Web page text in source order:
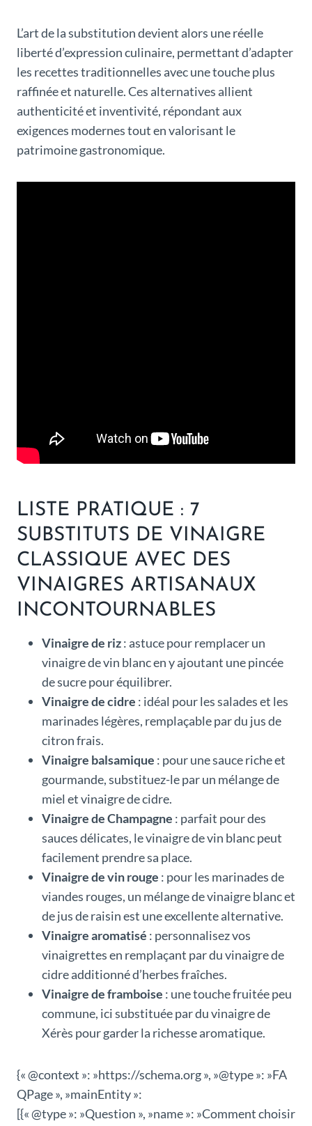
L’art de la substitution devient alors une réelle
liberté d’expression culinaire, permettant d’adapter
les recettes traditionnelles avec une touche plus
raffinée et naturelle. Ces alternatives allient
authenticité et inventivité, répondant aux
exigences modernes tout en valorisant le
patrimoine gastronomique.
LISTE PRATIQUE : 7
SUBSTITUTS DE VINAIGRE
CLASSIQUE AVEC DES
VINAIGRES ARTISANAUX
INCONTOURNABLES
Vinaigre de riz: astuce pour remplacer un
vinaigre de vin blanc en y ajoutant une pincée
de sucre pour équilibrer.
Vinaigre de cidre : idéal pour les salades et les
marinades légères, remplaçable par du jus de
citron frais.
Vinaigre balsamique : pour une sauce riche et
gourmande, substituez-le par un mélange de
miel et vinaigre de cidre.
Vinaigre de Champagne : parfait pour des
sauces délicates, le vinaigre de vin blanc peut
facilement prendre sa place.
Vinaigre de vin rouge : pour les marinades de
viandes rouges, un mélange de vinaigre blanc et
de jus de raisin est une excellente alternative.
Vinaigre aromatisé : personnalisez vos
vinaigrettes en remplaçant par du vinaigre de
cidre additionné d’herbes fraîches.
Vinaigre de framboise : une touche fruitée peu
commune, ici substituée par du vinaigre de
Xérès pour garder la richesse aromatique.
{« @context »: »https://schema.org », »@type »: »FA
QPage », »mainEntity »:
[{« @type »: »Question », »name »: »Comment choisir